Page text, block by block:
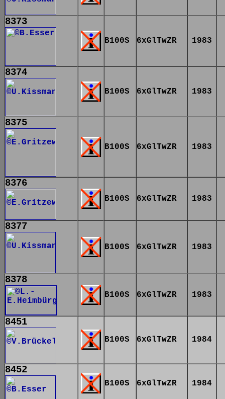
8373
B100S 6xGlTwZR 1983
8374
B100S 6xGlTwZR 1983
8375
B100S 6xGlTwZR 1983
8376
B100S 6xGlTwZR 1983
8377
B100S 6xGlTwZR 1983
8378
B100S 6xGlTwZR 1983
8451
B100S 6xGlTwZR 1984
8452
B100S 6xGlTwZR 1984